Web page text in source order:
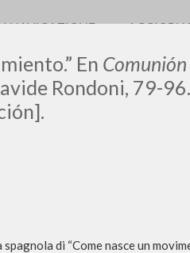
En
Rondoni, 79-
di “Come nasce un
NAVIGAZIONE